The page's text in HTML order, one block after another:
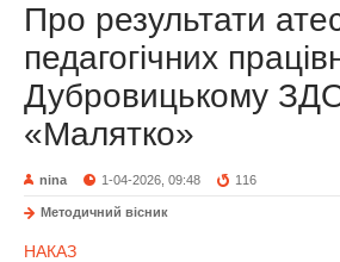
Про результати
педагогічних
Дубровицькому
«Малятко»
nina 1-04-2026, 09:48 116
Методичний вісник
НАКАЗ